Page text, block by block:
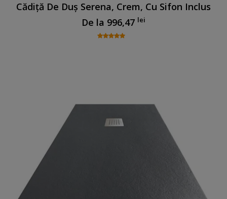
Cădiță De Duș Serena, Crem, Cu Sifon Inclus
De la 996,47 lei